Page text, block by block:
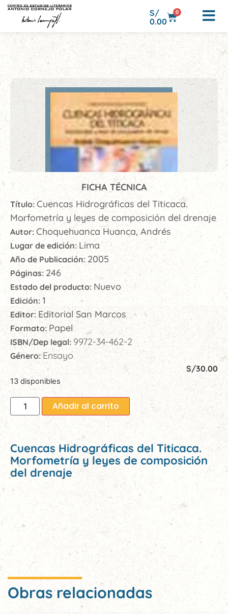
S/
0.00
0
FICHA TÉCNICA
Título: Cuencas Hidrográficas del Titicaca.
Morfometría y leyes de composición del drenaje
Autor: Choquehuanca Huanca, Andrés
Lugar de edición:Lima
Año de Publicación: 2005
Páginas:246
Estado del producto: Nuevo
Edición: 1
Editor: Editorial San Marcos
Formato: Papel
ISBN/Dep legal: 9972-34-462-2
Género:Ensayo
S/30.00
13 disponibles
Añadir al carrito
Cuencas Hidrográficas del Titicaca.
Morfometría y leyes de composición
del drenaje
Obras relacionadas